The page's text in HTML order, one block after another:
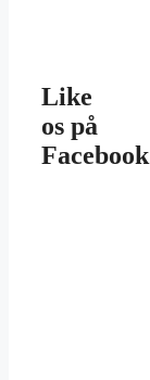
Like
os på
Facebook